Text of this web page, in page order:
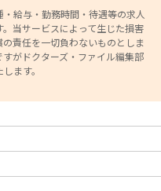
給与・勤務時間・待遇等の求人
当サービスによって生じた損害
責任を一切負わないものとしま
がドクターズ・ファイル編集部
ます。